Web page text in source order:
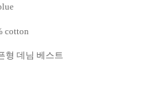
cotton
형 데님 베스트